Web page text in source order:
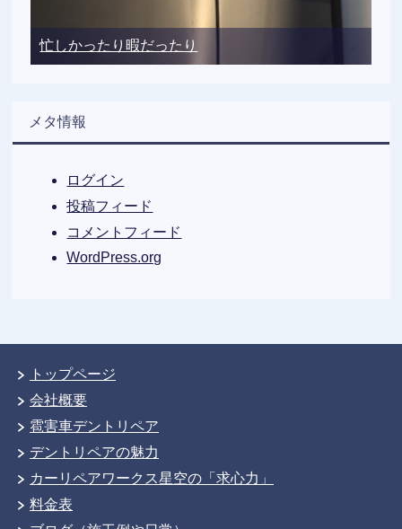
忙しかったり暇だったり
メタ情報
ログイン
投稿フィード
コメントフィード
WordPress.org
トップページ
会社概要
雹害車デントリペア
デントリペアの魅力
カーリペアワークス星空の「求心力」
料金表